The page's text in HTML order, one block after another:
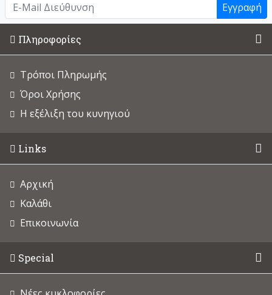
Εγγραφή
Πληροφορίες
Τρόποι Πληρωμής
Όροι Χρήσης
Η εξέλιξη του κυνηγιού
Links
Αρχική
Καλάθι
Επικοινωνία
Special